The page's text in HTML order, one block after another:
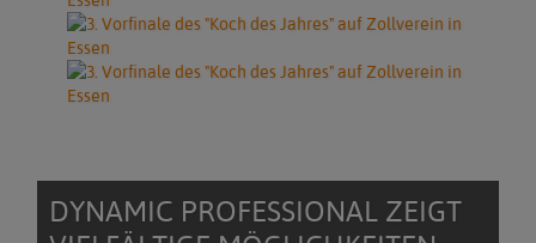
DYNAMIC PROFESSIONAL ZEIGT